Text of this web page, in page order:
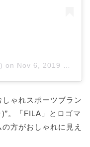
on Nov 6, 2019 at 9:14am PST
ゃれスポーツブラン
。「FILA」とロゴマ
方がおしゃれに見え